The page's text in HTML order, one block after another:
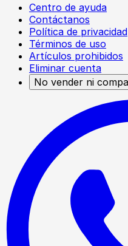
Centro de ayuda
Contáctanos
Política de privacidad
Términos de uso
Artículos prohibidos
Eliminar cuenta
No vender ni